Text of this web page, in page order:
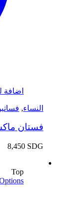
اضافة
النساء,
فستان
8,450 SDG
Top